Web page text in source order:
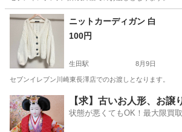
神奈川 川崎市 生田駅 小物 セブンイレ
ニットカーディガン 白
100円
生田駅 8月9日
セブンイレブン川崎東長澤店でのお渡しとなります。
神奈川 生田駅 カーディガン セ
【求】古いお人形、お譲
状態が悪くてもOK！最大限買